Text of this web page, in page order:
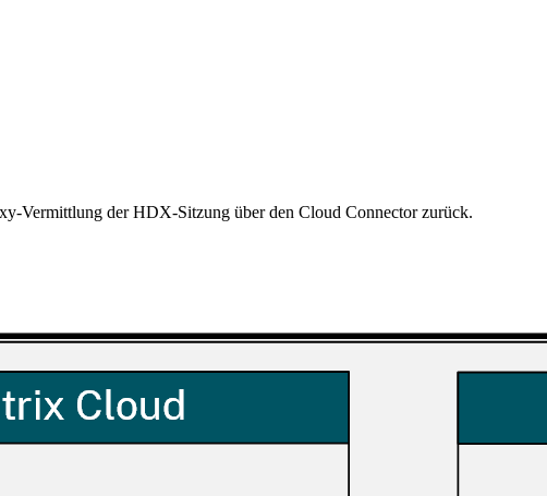
Vermittlung der HDX-Sitzung über den Cloud Connector zurück.